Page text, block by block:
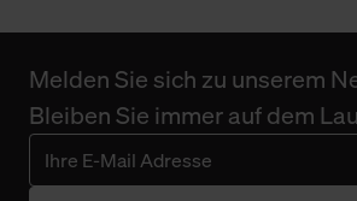
Melden Sie sich zu unserem
Bleiben Sie immer auf dem